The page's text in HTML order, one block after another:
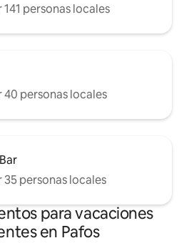
personas locales
personas locales
personas locales
para vacaciones
en Pafos